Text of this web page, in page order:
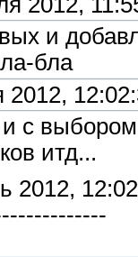
и
бла
2012,
и с
итд...
2012,